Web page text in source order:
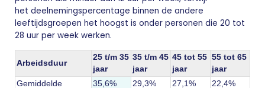
het deelnemingspercentage binnen de andere
leeftijdsgroepen het hoogst is onder personen die 20 tot
28 uur per week werken.
Arbeidsduur
25 t/m 35
jaar
35 t/m 45
jaar
45 tot 55
jaar
55 tot 65
jaar
Gemiddelde
35,6% 29,3% 27,1%
22,4%